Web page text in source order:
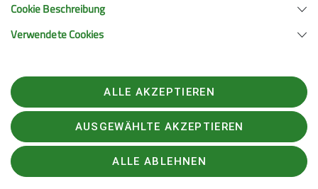
Thomas Panitz
Beirat | Bergsport | Bergsportwart | Hüttenreferent | Haus
Astenberg | Tourenleiter
02058 / 87147
Cookie Beschreibung
Verwendete Cookies
ALLE AKZEPTIEREN
AUSGEWÄHLTE AKZEPTIEREN
ALLE ABLEHNEN